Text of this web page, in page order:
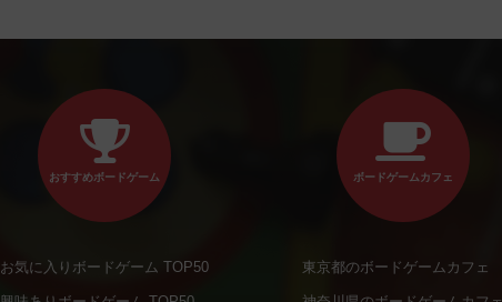
おすすめボードゲーム
お気に入りボードゲーム TOP50
ボードゲームカフェ
東京都のボードゲームカフェ